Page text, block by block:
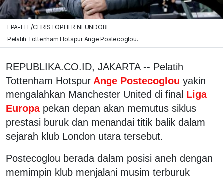
EPA-EFE/CHRISTOPHER NEUNDORF
Pelatih Tottenham Hotspur Ange Postecoglou.
REPUBLIKA.CO.ID, JAKARTA -- Pelatih
Tottenham Hotspur Ange Postecoglou yakin
mengalahkan Manchester United di final Liga
Europa pekan depan akan memutus siklus
prestasi buruk dan menandai titik balik dalam
sejarah klub London utara tersebut.
Postecoglou berada dalam posisi aneh dengan
memimpin klub menjalani musim terburuk